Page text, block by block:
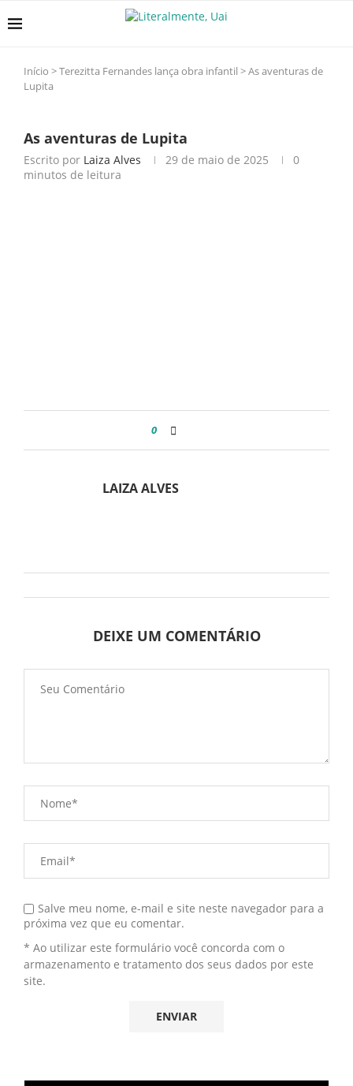
Início >Terezitta Fernandes lança obra infantil >As aventuras de
Lupita
As aventuras de Lupita
Escrito por Laiza Alves 29 de maio de 2025
0
minutos de leitura
0
LAIZA ALVES
DEIXE UM COMENTÁRIO
Salve meu nome, e-mail e site neste navegador para a
próxima vez que eu comentar.
* Ao utilizar este formulário você concorda com o
armazenamento e tratamento dos seus dados por este
site.